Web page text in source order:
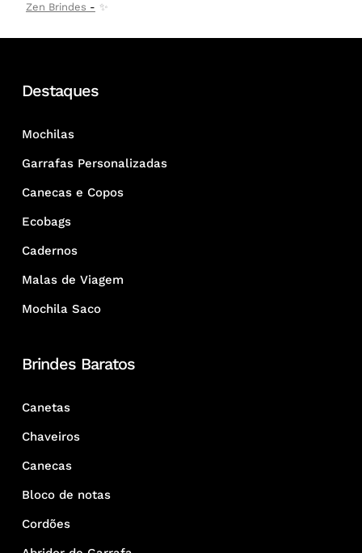
Zen Brindes
✨
Destaques
Mochilas
Garrafas Personalizadas
Canecas e Copos
Ecobags
Cadernos
Malas de Viagem
Mochila Saco
Brindes Baratos
Canetas
Chaveiros
Canecas
Bloco de notas
Cordões